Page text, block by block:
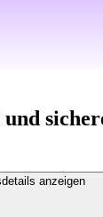
anzeigen